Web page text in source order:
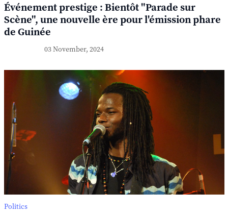
Événement prestige : Bientôt "Parade sur
Scène", une nouvelle ère pour l'émission phare
de Guinée
03 November, 2024
Politics